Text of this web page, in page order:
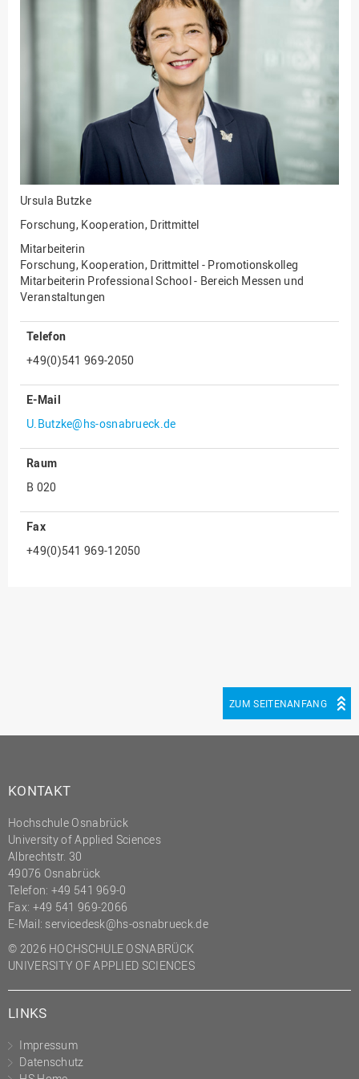
Ingenieurwissenschaften
Fakultät Management,
Fakultät Wirtschafts- und
Sozialwissenschaften
Forschung, Kooperation,
Drittmittel
Gebäude und Technik
Gesellschaftliches
Engagement
Gleichstellungsbüro
Hochschulplanung/-
strategie
Innenrevision
Kommunikation und
Marketing
Nachhaltigkeit
Personal
(PMO)
Recht
Studierendensekretariat
Studium und Lehre
Transfer- und
Innovationsmanagement
Ursula Butzke
Forschung, Kooperation, Drittmittel
Mitarbeiterin
Forschung, Kooperation, Drittmittel - Promotionskolleg
Mitarbeiterin Professional School - Bereich Messen und
Veranstaltungen
Telefon
+49(0)541 969-2050
E-Mail
U.Butzke@hs-osnabrueck.de
Raum
B 020
Fax
+49(0)541 969-12050
ZUM SEITENANFANG
KONTAKT
Hochschule Osnabrück
University of Applied Sciences
Albrechtstr. 30
49076 Osnabrück
Telefon: +49 541 969-0
Fax: +49 541 969-2066
E-Mail: servicedesk@hs-osnabrueck.de
© 2026 HOCHSCHULE OSNABRÜCK
UNIVERSITY OF APPLIED SCIENCES
LINKS
Impressum
Datenschutz